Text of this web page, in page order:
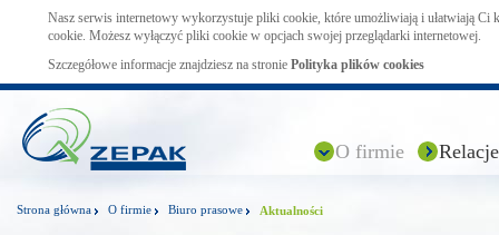
Nasz serwis internetowy wykorzystuje pliki cookie, które umożliwiają i ułatwiają Ci
cookie. Możesz wyłączyć pliki cookie w opcjach swojej przeglądarki internetowej.
Szczegółowe informacje znajdziesz na stronie Polityka plików cookies
O firmie
Strona główna O firmie Biuro prasowe Aktualności